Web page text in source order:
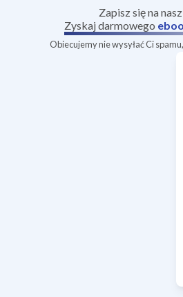
Zapisz się na nasz
Zyskaj darmowego
Obiecujemy nie wysyłać Ci